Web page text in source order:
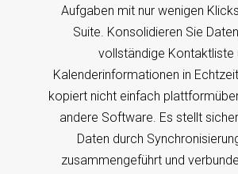
Aufgaben mit nur wenigen
Suite. Konsolidieren Sie
vollständige Kontaktliste
Kalenderinformationen in
kopiert nicht einfach
andere Software. Es stellt
Daten durch
zusammengeführt und